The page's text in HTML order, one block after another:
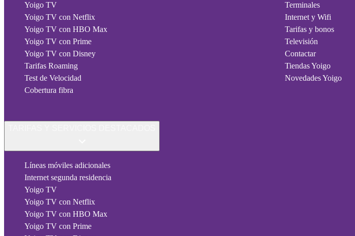
Yoigo TV
Yoigo TV con Netflix
Yoigo TV con HBO Max
Yoigo TV con Prime
Yoigo TV con Disney
Tarifas Roaming
Test de Velocidad
Cobertura fibra
Terminales
Internet y Wifi
Tarifas y bonos
Televisión
Contactar
Tiendas Yoigo
Novedades Yoigo
Líneas móviles adicionales
Internet segunda residencia
Yoigo TV
Yoigo TV con Netflix
Yoigo TV con HBO Max
Yoigo TV con Prime